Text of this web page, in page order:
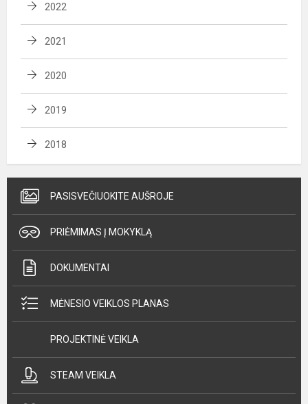
2022
2021
2020
2019
2018
PASISVEČIUOKITE AUŠROJE
PRIĖMIMAS Į MOKYKLĄ
DOKUMENTAI
MĖNESIO VEIKLOS PLANAS
PROJEKTINĖ VEIKLA
STEAM VEIKLA